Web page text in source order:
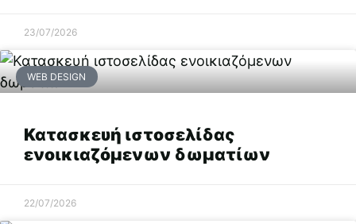
23/07/2026
WEB DESIGN
Κατασκευή ιστοσελίδας
ενοικιαζόμενων δωματίων
22/07/2026